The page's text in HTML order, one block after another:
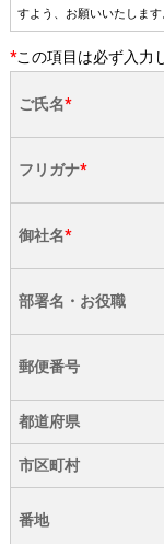
すよう、お願いいたします
*この項目は必ず入力
ご氏名*
フリガナ*
御社名*
部署名・お役職
郵便番号
都道府県
市区町村
番地